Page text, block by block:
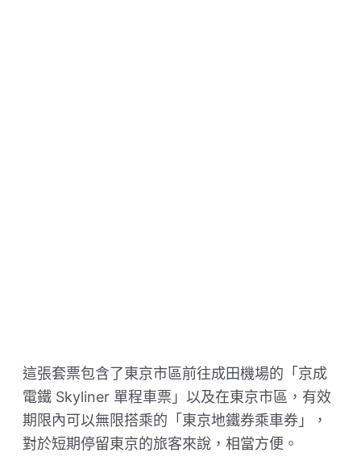
這張套票包含了東京市區前往成田機場的「京成
電鐵 Skyliner 單程車票」以及在東京市區，有效
期限內可以無限搭乘的「東京地鐵券乘車券」，
對於短期停留東京的旅客來說，相當方便。